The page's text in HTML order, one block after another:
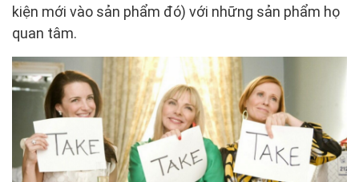
kiện mới vào sản phẩm đó) với những sản phẩm họ
quan tâm.